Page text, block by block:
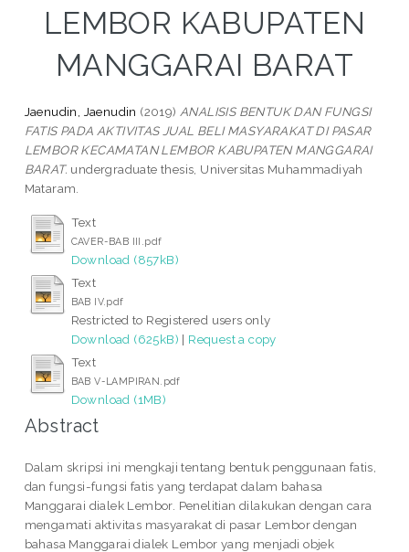
LEMBOR KABUPATEN
MANGGARAI BARAT
Jaenudin, Jaenudin (2019) ANALISIS BENTUK DAN FUNGSI
FATIS PADA AKTIVITAS JUAL BELI MASYARAKAT DI PASAR
LEMBOR KECAMATAN LEMBOR KABUPATEN MANGGARAI
BARAT. undergraduate thesis, Universitas Muhammadiyah
Mataram.
Text
CAVER-BAB III.pdf
Download (857kB)
Text
BAB IV.pdf
Restricted to Registered users only
Download (625kB) | Request a copy
Text
BAB V-LAMPIRAN.pdf
Download (1MB)
Abstract
Dalam skripsi ini mengkaji tentang bentuk penggunaan fatis,
dan fungsi-fungsi fatis yang terdapat dalam bahasa
Manggarai dialek Lembor. Penelitian dilakukan dengan cara
mengamati aktivitas masyarakat di pasar Lembor dengan
bahasa Manggarai dialek Lembor yang menjadi objek